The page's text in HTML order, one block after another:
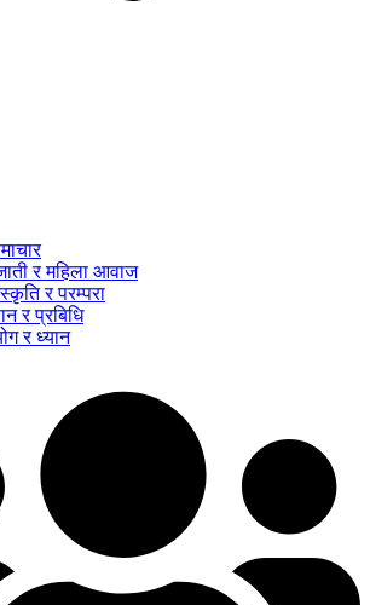
र महिला आवाज
र परम्परा
र प्रबिधि
र ध्यान